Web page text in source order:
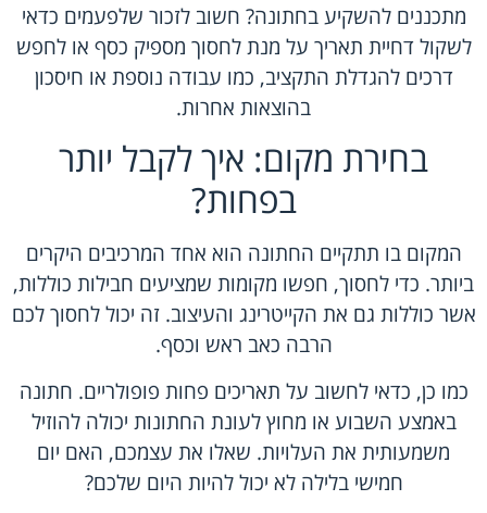
מתכננים להשקיע בחתונה? חשוב לזכור שלפעמים כדאי
לשקול דחיית תאריך על מנת לחסוך מספיק כסף או לחפש
דרכים להגדלת התקציב, כמו עבודה נוספת או חיסכון
בהוצאות אחרות.
בחירת מקום: איך לקבל יותר
בפחות?
המקום בו תתקיים החתונה הוא אחד המרכיבים היקרים
ביותר. כדי לחסוך, חפשו מקומות שמציעים חבילות כוללות,
אשר כוללות גם את הקייטרינג והעיצוב. זה יכול לחסוך לכם
הרבה כאב ראש וכסף.
כמו כן, כדאי לחשוב על תאריכים פחות פופולריים. חתונה
באמצע השבוע או מחוץ לעונת החתונות יכולה להוזיל
משמעותית את העלויות. שאלו את עצמכם, האם יום
חמישי בלילה לא יכול להיות היום שלכם?